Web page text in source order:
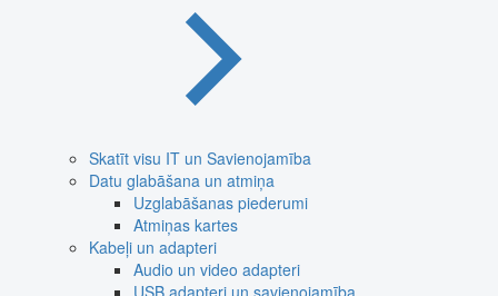
Skatīt visu IT un Savienojamība
Datu glabāšana un atmiņa
Uzglabāšanas piederumi
Atmiņas kartes
Kabeļi un adapteri
Audio un video adapteri